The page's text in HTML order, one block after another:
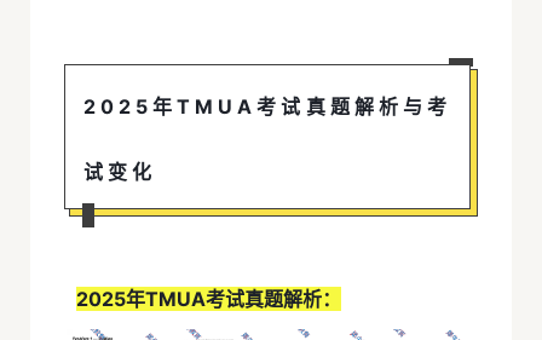
2025年TMUA考试真题解析与考
试变化
2025年TMUA考试真题解析：